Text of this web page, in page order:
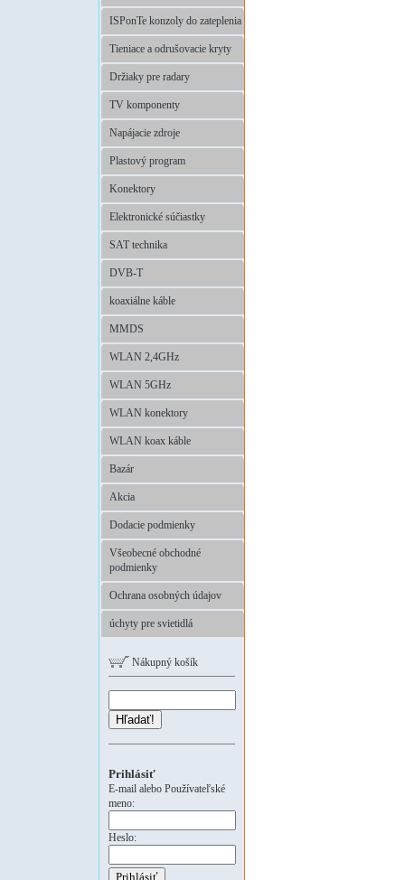
ISPonTe konzoly do zateplenia
Tieniace a odrušovacie kryty
Držiaky pre radary
TV komponenty
Napájacie zdroje
Plastový program
Konektory
Elektronické súčiastky
SAT technika
DVB-T
koaxiálne káble
MMDS
WLAN 2,4GHz
WLAN 5GHz
WLAN konektory
WLAN koax káble
Bazár
Akcia
Dodacie podmienky
Všeobecné obchodné
podmienky
Ochrana osobných údajov
úchyty pre svietidlá
Nákupný košík
Hľadať!
Prihlásiť
E-mail alebo Používateľské
meno:
Heslo: